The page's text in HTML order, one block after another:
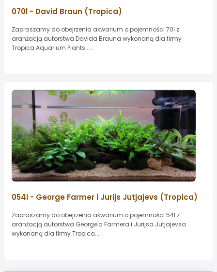
070l - David Braun (Tropica)
Zapraszamy do obejrzenia akwarium o pojemności 70l z
aranżacją autorstwa Davida Brauna wykonaną dla firmy
Tropica Aquarium Plants......
054l - George Farmer i Jurijs Jutjajevs (Tropica)
Zapraszamy do obejrzenia akwarium o pojemności 54l z
aranżacją autorstwa George'a Farmera i Jurijsa Jutjajevsa
wykonaną dla firmy Tropica...